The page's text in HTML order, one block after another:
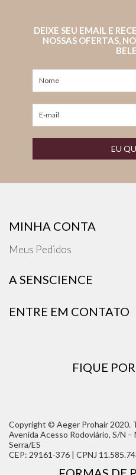
DEIXE SEU EMAIL E
NOSSAS OFERTAS,
EU
MINHA CONTA
Meus Pedidos
A SENSCIENCE
ENTRE EM CONTATO
FIQUE
Copyright © Aeger Prohair 2020.
Avenida Acesso Rodoviário, S/N
Serra/ES
CEP: 29161-376 | CPNJ